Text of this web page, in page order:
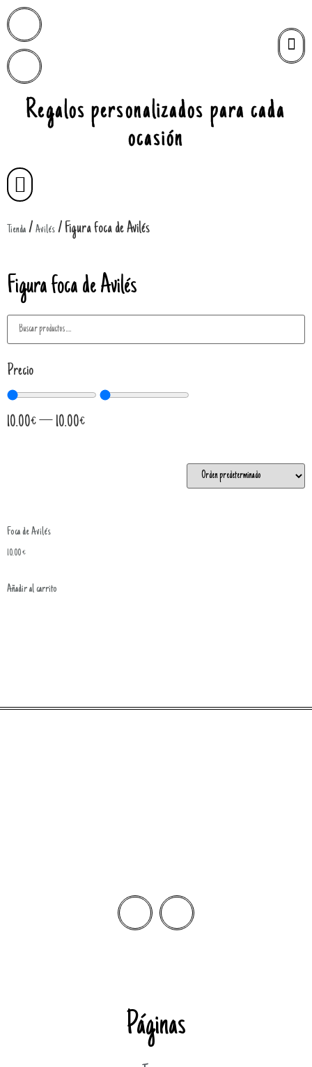
Regalos personalizados para cada
ocasión
Tienda / Avilés / Figura foca de Avilés
Figura foca de Avilés
Precio
10.00€— 10.00€
Foca de Avilés
10.00€
Añadir al carrito
Páginas